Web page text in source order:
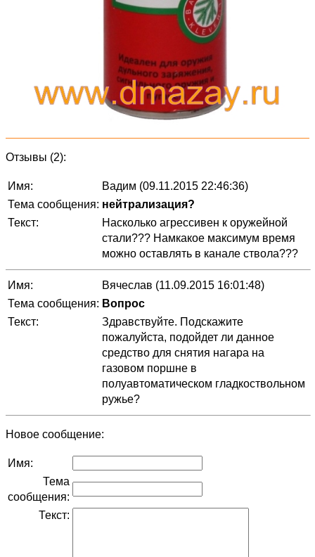
Отзывы (2):
Имя:
Вадим (09.11.2015 22:46:36)
Тема сообщения: нейтрализация?
Текст:
Насколько агрессивен к оружейной
стали??? Намкакое максимум время
можно оставлять в канале ствола???
Имя:
Вячеслав (11.09.2015 16:01:48)
Тема сообщения: Вопрос
Текст:
Здравствуйте. Подскажите
пожалуйста, подойдет ли данное
средство для снятия нагара на
газовом поршне в
полуавтоматическом гладкоствольном
ружье?
Новое сообщение:
Имя:
Тема
сообщения:
Текст: